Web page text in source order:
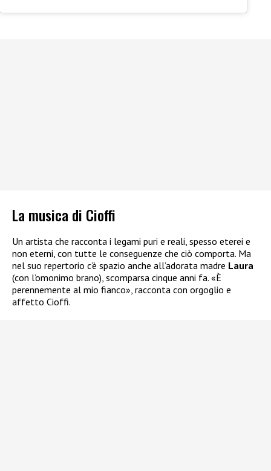
La musica di Cioffi
Un artista che racconta i legami puri e reali, spesso eterei e
non eterni, con tutte le conseguenze che ciò comporta. Ma
nel suo repertorio c’è spazio anche all’adorata madre Laura
(con l’omonimo brano), scomparsa cinque anni fa. «È
perennemente al mio fianco», racconta con orgoglio e
affetto Cioffi.